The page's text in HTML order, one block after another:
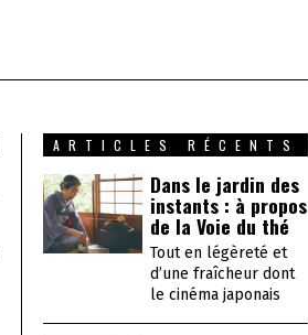
ARTICLES RÉCENTS
Dans le jardin des
instants : à propos
de la Voie du thé
Tout en légèreté et
d’une fraîcheur dont
le cinéma japonais